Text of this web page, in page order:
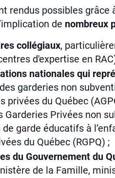
rendus possibles
de nombreux
collégiaux,
d'expertise en
nationales qui
garderies non
privées du Québec
Garderies Privées non
garde éducatifs à
du Québec (RGPQ) ;
du Gouvernement du
de la Famille,